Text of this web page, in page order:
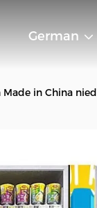
German
in China